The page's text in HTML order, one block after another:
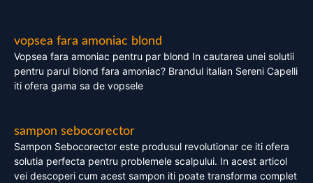
vopsea fara amoniac blond
Vopsea fara amoniac pentru par blond In cautarea unei solutii
pentru parul blond fara amoniac? Brandul italian Sereni Capelli
iti ofera gama sa de vopsele
sampon sebocorector
Sampon Sebocorector este produsul revolutionar ce iti ofera
solutia perfecta pentru problemele scalpului. In acest articol
vei descoperi cum acest sampon iti poate transforma complet